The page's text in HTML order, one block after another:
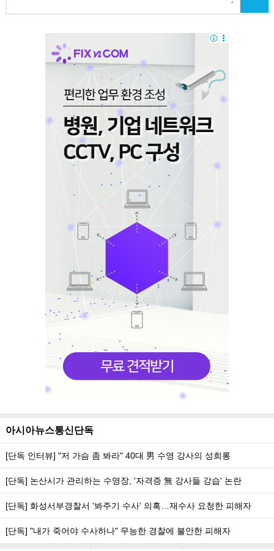
아시아뉴스통신단독
[단독 인터뷰] "저 가슴 좀 봐라" 40대 男 수영 강사의 성희롱
[단독] 논산시가 관리하는 수영장, '자격증 無 강사들 강습' 논란
[단독] 화성서부경찰서 '봐주기 수사' 의혹…재수사 요청한 피해자
[단독] "내가 죽어야 수사하나" 무능한 경찰에 불안한 피해자